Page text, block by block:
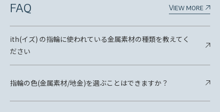
FAQ View more
ith(イズ) の指輪に使われている金属素材の種類を教えてく
ださい
指輪の色(金属素材/地金)を選ぶことはできますか？